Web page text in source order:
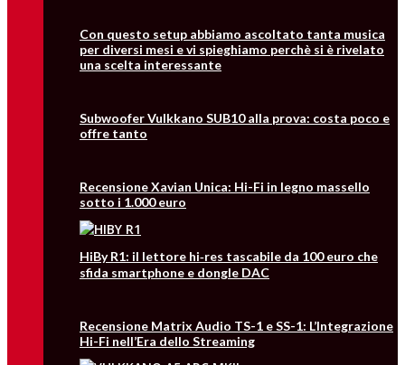
Con questo setup abbiamo ascoltato tanta musica
per diversi mesi e vi spieghiamo perchè si è rivelato
una scelta interessante
Subwoofer Vulkkano SUB10 alla prova: costa poco e
offre tanto
Recensione Xavian Unica: Hi-Fi in legno massello
sotto i 1.000 euro
HiBy R1: il lettore hi‑res tascabile da 100 euro che
sfida smartphone e dongle DAC
Recensione Matrix Audio TS-1 e SS-1: L’Integrazione
Hi-Fi nell’Era dello Streaming